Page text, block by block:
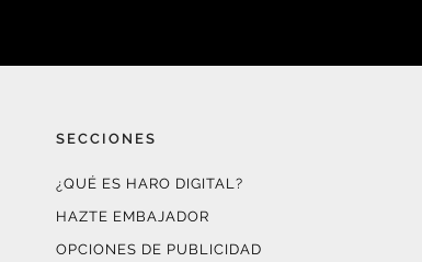
SECCIONES
¿QUÉ ES HARO DIGITAL?
HAZTE EMBAJADOR
OPCIONES DE PUBLICIDAD